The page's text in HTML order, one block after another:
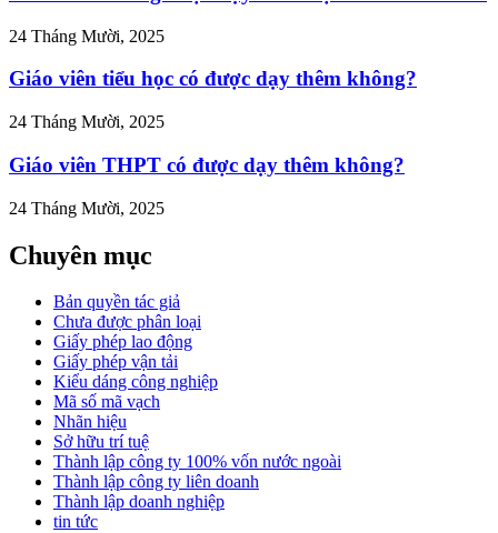
24 Tháng Mười, 2025
Giáo viên tiểu học có được dạy thêm không?
24 Tháng Mười, 2025
Giáo viên THPT có được dạy thêm không?
24 Tháng Mười, 2025
Chuyên mục
Bản quyền tác giả
Chưa được phân loại
Giấy phép lao động
Giấy phép vận tải
Kiểu dáng công nghiệp
Mã số mã vạch
Nhãn hiệu
Sở hữu trí tuệ
Thành lập công ty 100% vốn nước ngoài
Thành lập công ty liên doanh
Thành lập doanh nghiệp
tin tức